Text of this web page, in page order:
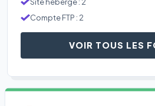
Compte FTP : 2
VOIR TOUS LES